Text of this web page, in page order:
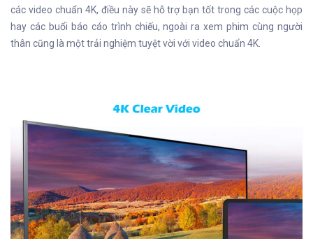
các video chuẩn 4K, điều này sẽ hỗ trợ bạn tốt trong các cuộc họp
hay các buổi báo cáo trình chiếu, ngoài ra xem phim cùng người
thân cũng là một trải nghiệm tuyệt vời với video chuẩn 4K.